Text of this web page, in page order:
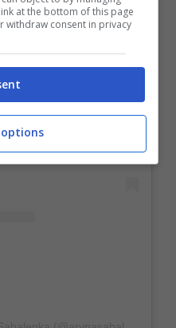
at the bottom of this page
withdraw consent in privacy